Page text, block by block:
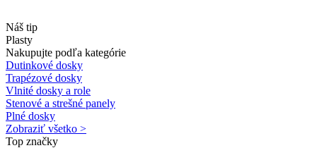
Náš tip
Plasty
Nakupujte podľa kategórie
Dutinkové dosky
Trapézové dosky
Vlnité dosky a role
Stenové a strešné panely
Plné dosky
Zobraziť všetko >
Top značky